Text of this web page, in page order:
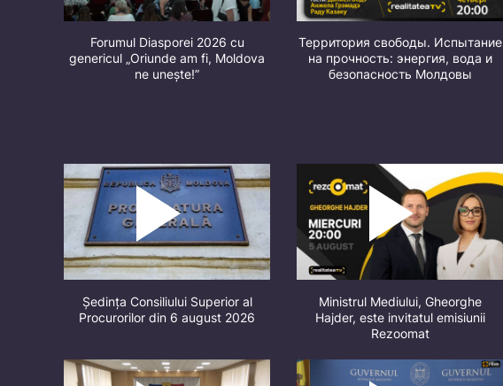
Forumul Diasporei 2026 cu
genericul „Oriunde am fi, Moldova
ne unește!”
Территория свободы. Испытание
на прочность: энергия, вода и
безопасность Молдовы
Ședința Consiliului Superior al
Procurorilor din 6 august 2026
Ministrul Mediului, Gheorghe
Hajder, este invitatul emisiunii
Rezoomat